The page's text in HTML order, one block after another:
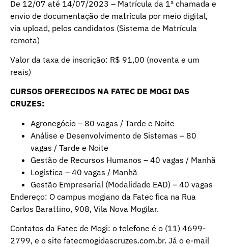
De 12/07 até 14/07/2023 – Matrícula da 1ª chamada e
envio de documentação de matrícula por meio digital,
via upload, pelos candidatos (Sistema de Matrícula
remota)
Valor da taxa de inscrição: R$ 91,00 (noventa e um
reais)
CURSOS OFERECIDOS NA FATEC DE MOGI DAS
CRUZES:
Agronegócio – 80 vagas / Tarde e Noite
Análise e Desenvolvimento de Sistemas – 80
vagas / Tarde e Noite
Gestão de Recursos Humanos – 40 vagas / Manhã
Logística – 40 vagas / Manhã
Gestão Empresarial (Modalidade EAD) – 40 vagas
Endereço: O campus mogiano da Fatec fica na Rua
Carlos Barattino, 908, Vila Nova Mogilar.
Contatos da Fatec de Mogi: o telefone é o (11) 4699-
2799, e o site fatecmogidascruzes.com.br. Já o e-mail